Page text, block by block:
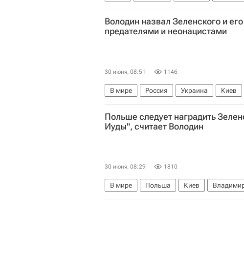
Владимир Зеленский
Республика
Володин назвал Зеленского и
предателями и неонацистами
30 июня, 08:51 1146
В мире Россия Украина Киев
Госдума РФ
Польше следует наградить
Иуды", считает Володин
30 июня, 08:29 1810
В мире Польша Киев
Иван Мазепа
Госдума РФ